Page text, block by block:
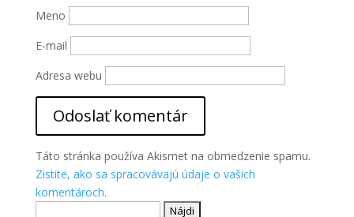
Meno
E-mail
Adresa webu
Táto stránka používa Akismet na obmedzenie spamu.
Zistite, ako sa spracovávajú údaje o vašich
komentároch.
stránky.
Štatistiky
zlepšiť
funkčnosť
štruktúru
webovej
stránky na